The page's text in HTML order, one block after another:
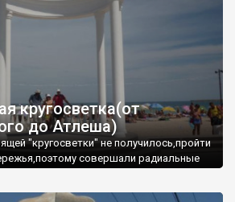
кругосветка(от
до Атлеша)
"кругосветки" не получилось,пройти
совершали радиальные